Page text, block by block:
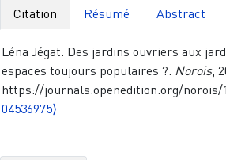
Citation Résumé Abstract
Léna Jégat. Des jardins ouvriers aux
espaces toujours populaires ?. Norois,
https://journals.openedition.org/norois/
04536975⟩